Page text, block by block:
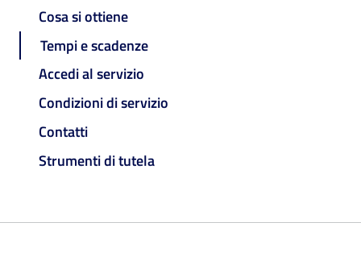
Cosa si ottiene
Tempi e scadenze
Accedi al servizio
Condizioni di servizio
Contatti
Strumenti di tutela